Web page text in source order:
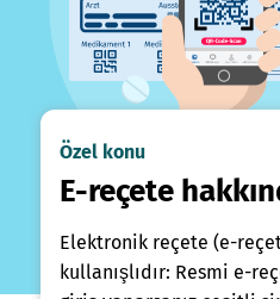
Özel konu
E-reçete
Elektronik reçete (e-
kullanışlıdır: Resmi e-